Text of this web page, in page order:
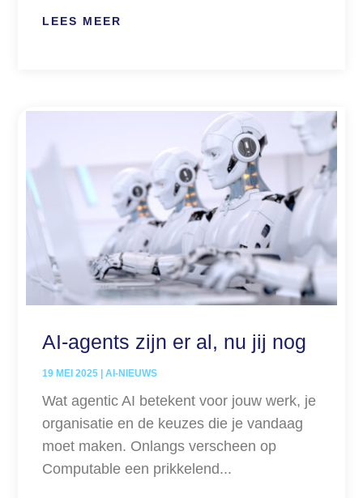
LEES MEER
AI-agents zijn er al, nu jij nog
19 MEI 2025 |AI-NIEUWS
Wat agentic AI betekent voor jouw werk, je
organisatie en de keuzes die je vandaag
moet maken. Onlangs verscheen op
Computable een prikkelend...